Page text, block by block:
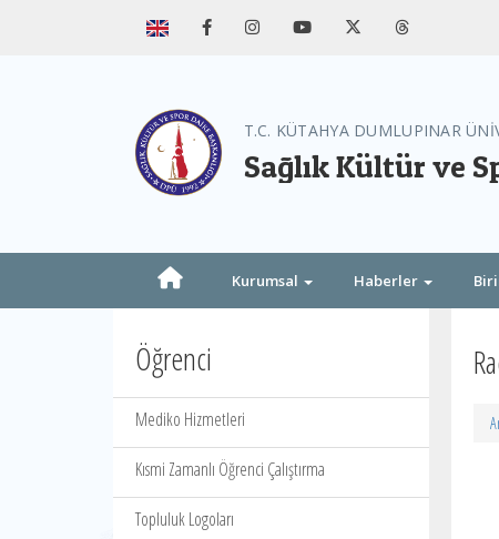
T.C. KÜTAHYA DUMLUPINAR
Sağlık Kültür ve
Kurumsal Haberler
Öğrenci
Mediko Hizmetleri
Kısmi Zamanlı Öğrenci Çalıştırma
Topluluk Logoları